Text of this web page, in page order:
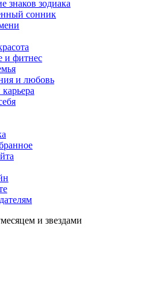
знаков зодиака
сонник
и фитнес
и любовь